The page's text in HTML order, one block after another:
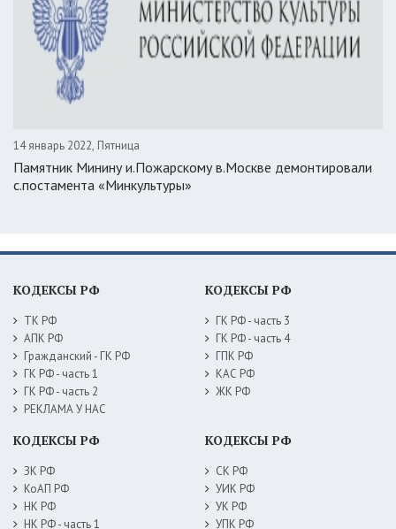
14 январь 2022, Пятница
Памятник Минину и.Пожарскому в.Москве демонтировали
с.постамента «Минкультуры»
КОДЕКСЫ РФ
ТК РФ
АПК РФ
Гражданский - ГК РФ
ГК РФ - часть 1
ГК РФ - часть 2
РЕКЛАМА У НАС
КОДЕКСЫ РФ
ГК РФ - часть 3
ГК РФ - часть 4
ГПК РФ
КАС РФ
ЖК РФ
КОДЕКСЫ РФ
ЗК РФ
КоАП РФ
НК РФ
НК РФ - часть 1
КОДЕКСЫ РФ
СК РФ
УИК РФ
УК РФ
УПК РФ